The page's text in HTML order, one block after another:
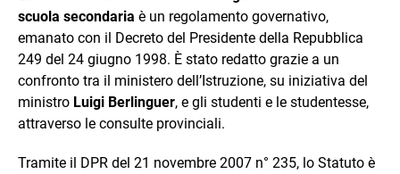
scuola secondaria è un regolamento governativo,
emanato con il Decreto del Presidente della Repubblica
249 del 24 giugno 1998. È stato redatto grazie a un
confronto tra il ministero dell’Istruzione, su iniziativa del
ministro Luigi Berlinguer, e gli studenti e le studentesse,
attraverso le consulte provinciali.
Tramite il DPR del 21 novembre 2007 n° 235, lo Statuto è